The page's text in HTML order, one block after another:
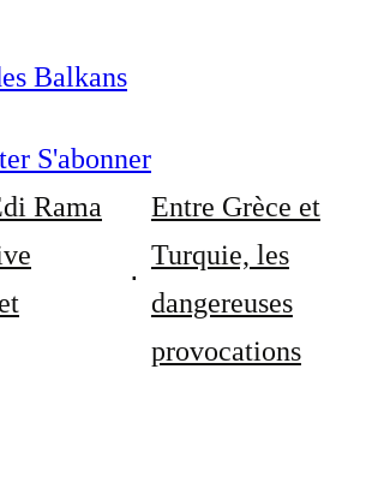
Balkans
S'abonner
Rama
Entre Grèce et
Turquie, les
dangereuses
provocations